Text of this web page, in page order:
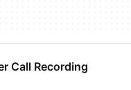
Call Recording